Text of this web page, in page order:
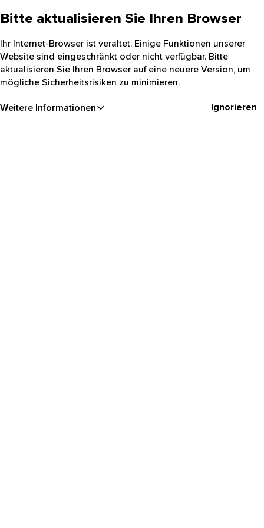
Bitte aktualisieren Sie Ihren Browser
Ihr Internet-Browser ist veraltet. Einige Funktionen unserer
Website sind eingeschränkt oder nicht verfügbar. Bitte
aktualisieren Sie Ihren Browser auf eine neuere Version, um
mögliche Sicherheitsrisiken zu minimieren.
Weitere Informationen Ignorieren